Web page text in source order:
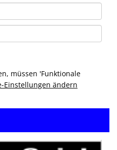
müssen 'Funktionale
Einstellungen ändern